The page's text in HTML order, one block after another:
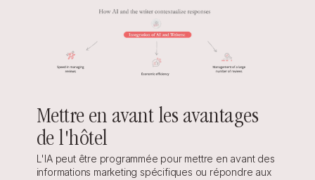
Mettre en avant les avantages
de l'hôtel
L'IA peut être programmée pour mettre en avant des
informations marketing spécifiques ou répondre aux